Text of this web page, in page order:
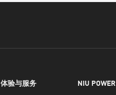
体验与服务 NIU POWER